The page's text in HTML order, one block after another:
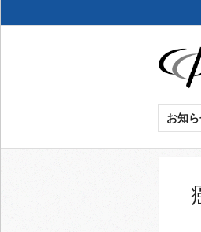
癌
と
お知